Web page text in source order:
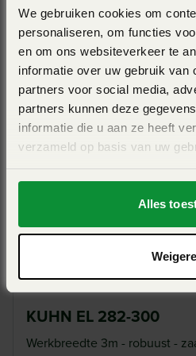
We gebruiken cookies om
personaliseren, om functies
en om ons websiteverkeer te
informatie over uw gebruik van
partners voor social media,
partners kunnen deze
informatie die u aan ze heeft
verzameld op basis van uw
Alles
is regelbaar door het aanpassen
messen en de werksnelheid.
met de frees, hoe sneller de
wordt de bodem verkruimeld.
Inwerken plantenresten
niet aangetast wordt. Zo
tussenvruchten of grasland
KUHN EL 282-450
Werkbreedte 4,5m -
vermogen (kW/pk) bedraagt
KUHN EL 282-300
Werkbreedte 3m - robuust -